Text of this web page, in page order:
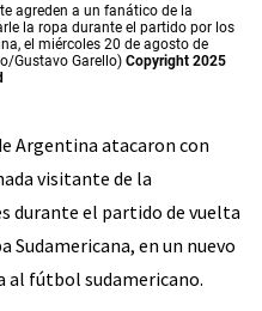
agreden a un fanático de la
la ropa durante el partido por los
el miércoles 20 de agosto de
Gustavo Garello) Copyright 2025
Argentina atacaron con
visitante de la
durante el partido de vuelta
Sudamericana, en un nuevo
al fútbol sudamericano.